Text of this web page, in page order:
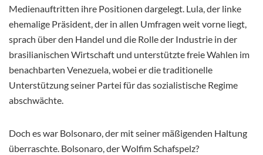
Medienauftritten ihre Positionen dargelegt. Lula, der linke
ehemalige Präsident, der in allen Umfragen weit vorne liegt,
sprach über den Handel und die Rolle der Industrie in der
brasilianischen Wirtschaft und unterstützte freie Wahlen im
benachbarten Venezuela, wobei er die traditionelle
Unterstützung seiner Partei für das sozialistische Regime
abschwächte.
Doch es war Bolsonaro, der mit seiner mäßigenden Haltung
überraschte. Bolsonaro, der Wolfim Schafspelz?